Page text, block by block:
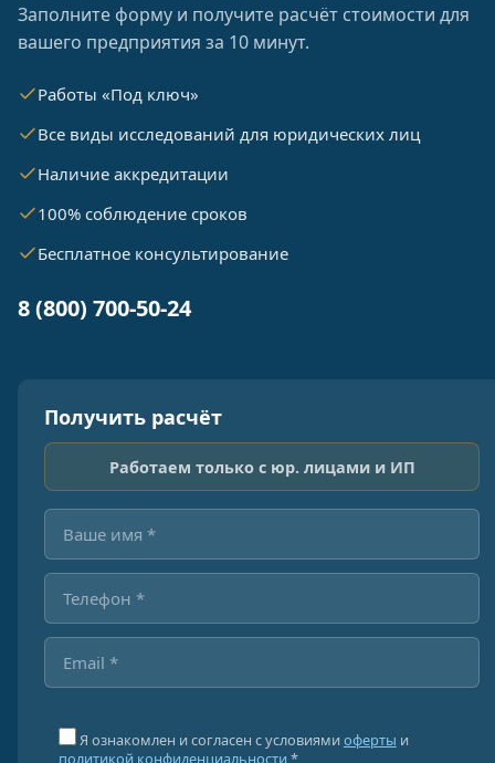
Заполните форму и получите расчёт стоимости для
вашего предприятия за 10 минут.
Работы «Под ключ»
Все виды исследований для юридических лиц
Наличие аккредитации
100% соблюдение сроков
Бесплатное консультирование
8 (800) 700-50-24
Получить расчёт
Работаем только с юр. лицами и ИП
Я ознакомлен и согласен с условиями оферты и
политикой конфиденциальности *